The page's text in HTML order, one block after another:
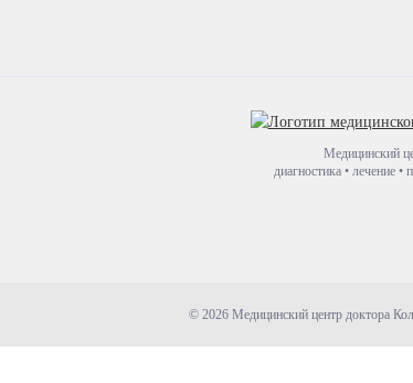
Медицинский
диагностика • лечение •
© 2026 Медицинский центр доктора